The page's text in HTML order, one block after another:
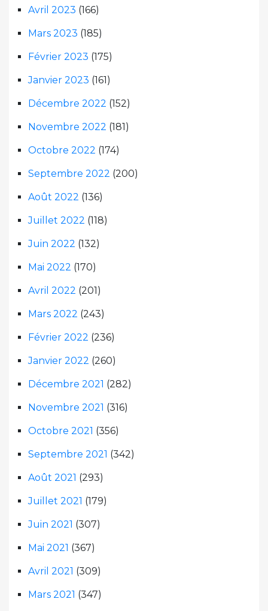
Avril 2023 (166)
Mars 2023 (185)
Février 2023 (175)
Janvier 2023 (161)
Décembre 2022 (152)
Novembre 2022 (181)
Octobre 2022 (174)
Septembre 2022 (200)
Août 2022 (136)
Juillet 2022 (118)
Juin 2022 (132)
Mai 2022 (170)
Avril 2022 (201)
Mars 2022 (243)
Février 2022 (236)
Janvier 2022 (260)
Décembre 2021 (282)
Novembre 2021 (316)
Octobre 2021 (356)
Septembre 2021 (342)
Août 2021 (293)
Juillet 2021 (179)
Juin 2021 (307)
Mai 2021 (367)
Avril 2021 (309)
Mars 2021 (347)